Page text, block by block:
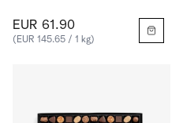
EUR 61.90
(EUR 145.65 / 1 kg)